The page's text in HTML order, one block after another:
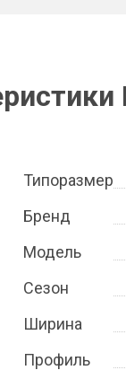
Типоразмер
Бренд
Модель
Сезон
Ширина
Профиль